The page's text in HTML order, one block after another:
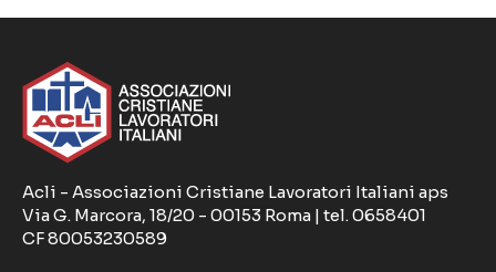
Acli - Associazioni Cristiane Lavoratori Italiani aps
Via G. Marcora, 18/20 - 00153 Roma | tel. 0658401
CF 80053230589